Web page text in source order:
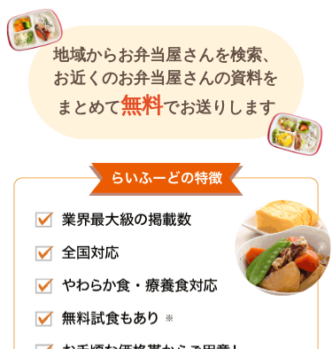
地域からお弁当屋さんを検索、
お近くのお弁当屋さんの資料を
まとめて無料でお送りします